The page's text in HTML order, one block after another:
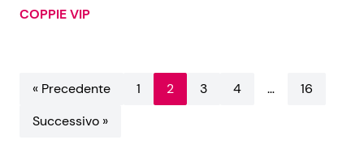
COPPIE VIP
« Precedente 1 2 3 4 …
16
Successivo »